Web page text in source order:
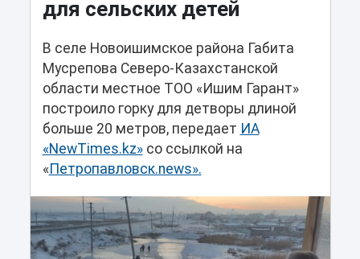
для сельских детей
В селе Новоишимское района Габита
Мусрепова Северо-Казахстанской
области местное ТОО «Ишим Гарант»
построило горку для детворы длиной
больше 20 метров, передает ИА
«NewTimes.kz»со ссылкой на
«Петропавловск.news».